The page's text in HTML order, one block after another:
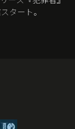
タート。